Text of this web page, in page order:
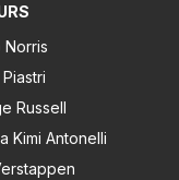
met deze "tr
lopen en wat hij
overal even g
vrezen een na
is, is de m
Maar welli
toekomst?
Norris
Russell
Kimi Antonelli